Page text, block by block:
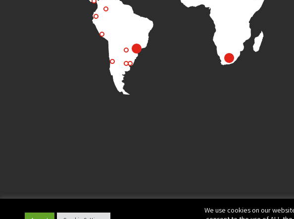
We use cookies on our